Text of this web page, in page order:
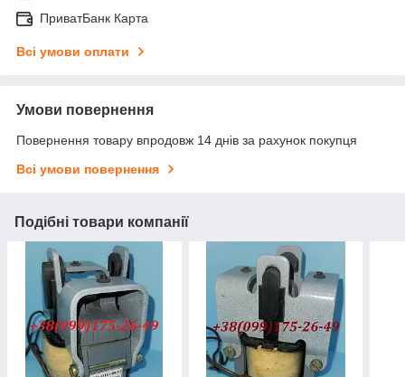
ПриватБанк Карта
Всі умови оплати
Умови повернення
Повернення товару впродовж 14 днів за рахунок покупця
Всі умови повернення
Подібні товари компанії